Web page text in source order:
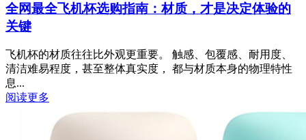
全网最全飞机杯选购指南：材质，才是决定体验的
关键
飞机杯的材质往往比外观更重要。 触感、包覆感、耐用度、
清洁难易程度，甚至整体真实度， 都与材质本身的物理特性
息...
阅读更多